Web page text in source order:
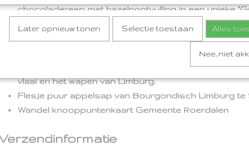
chocoladereep met hazelnootvulling in een unieke
wikkel is niet alleen erg lekker, maar zeker ook een
De wikkel is voorzien van mooie foto's van typisch
Zo staat er een afbeelding op van het mooie
heuvellandschap, een echt Limburgs
vlaai en het wapen van Limburg.
Flesje puur appelsap van Bourgondisch Limburg te
Wandel knooppuntenkaart Gemeente Roerdalen
Later opnieuw tonen Selectie toestaan Alles
Nee, niet